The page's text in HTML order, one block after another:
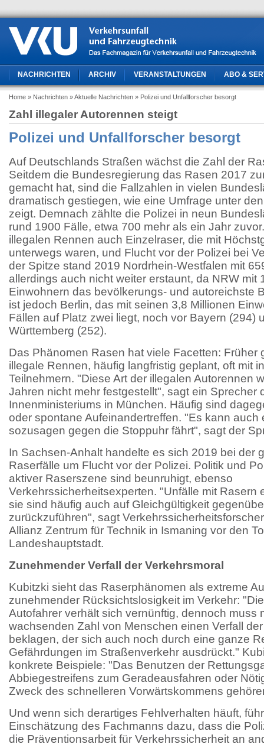
NACHRICHTEN ARCHIV VERANSTALTUNGEN ABO &
Home » Nachrichten » Aktuelle Nachrichten » Polizei und Unfallforscher besorgt
Zahl illegaler Autorennen steigt
Polizei und Unfallforscher besorgt
Auf Deutschlands Straßen wächst die Zahl der
Seitdem die Bundesregierung das Rasen 2017
gemacht hat, sind die Fallzahlen in vielen
dramatisch gestiegen, wie eine Umfrage unter
zeigt. Demnach zählte die Polizei in neun
rund 1900 Fälle, etwa 700 mehr als ein Jahr
illegalen Rennen auch Einzelraser, die mit
unterwegs waren, und Flucht vor der Polizei bei
der Spitze stand 2019 Nordrhein-Westfalen mit
allerdings auch nicht weiter erstaunt, da NRW mit
Einwohnern das bevölkerungs- und autoreichste
ist jedoch Berlin, das mit seinen 3,8 Millionen
Fällen auf Platz zwei liegt, noch vor Bayern (294)
Württemberg (252).
Das Phänomen Rasen hat viele Facetten: Früher
illegale Rennen, häufig langfristig geplant, oft mit
Teilnehmern. "Diese Art der illegalen Autorennen
Jahren nicht mehr festgestellt", sagt ein Sprecher
Innenministeriums in München. Häufig sind
oder spontane Aufeinandertreffen. "Es kann auch
sozusagen gegen die Stoppuhr fährt", sagt der
In Sachsen-Anhalt handelte es sich 2019 bei der
Raserfälle um Flucht vor der Polizei. Politik und
aktiver Raserszene sind beunruhigt, ebenso
Verkehrssicherheitsexperten. "Unfälle mit Rasern
sie sind häufig auch auf Gleichgültigkeit
zurückzuführen", sagt
Allianz Zentrum für Technik in Ismaning vor den
Landeshauptstadt.
Zunehmender Verfall der Verkehrsmoral
Kubitzki sieht das Raserphänomen als extreme
zunehmender Rücksichtslosigkeit im Verkehr:
Autofahrer verhält sich vernünftig, dennoch muss
wachsenden Zahl von Menschen einen Verfall
beklagen, der sich auch noch durch eine ganze
Gefährdungen im Straßenverkehr ausdrückt."
konkrete Beispiele: "Das Benutzen der
Abbiegestreifens zum Geradeausfahren oder
Zweck des schnelleren Vorwärtskommens
Und wenn sich derartiges Fehlverhalten häuft,
Einschätzung des Fachmanns dazu, dass die
die Präventionsarbeit für Verkehrssicherheit an